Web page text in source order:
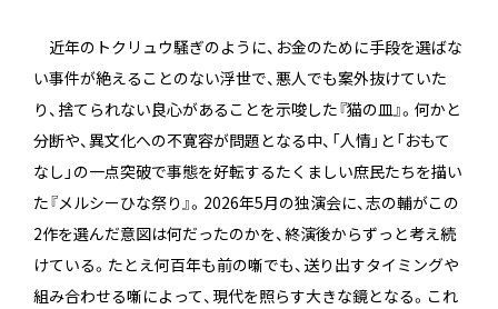
近年のトクリュウ騒ぎのように、お金のために手段を選ばな
い事件が絶えることのない浮世で、悪人でも案外抜けていた
り、捨てられない良心があることを示唆した『猫の皿』。何かと
分断や、異文化への不寛容が問題となる中、「人情」と「おもて
なし」の一点突破で事態を好転するたくましい庶民たちを描い
た『メルシーひな祭り』。2026年5月の独演会に、志の輔がこの
2作を選んだ意図は何だったのかを、終演後からずっと考え続
けている。たとえ何百年も前の噺でも、送り出すタイミングや
組み合わせる噺によって、現代を照らす大きな鏡となる。これ